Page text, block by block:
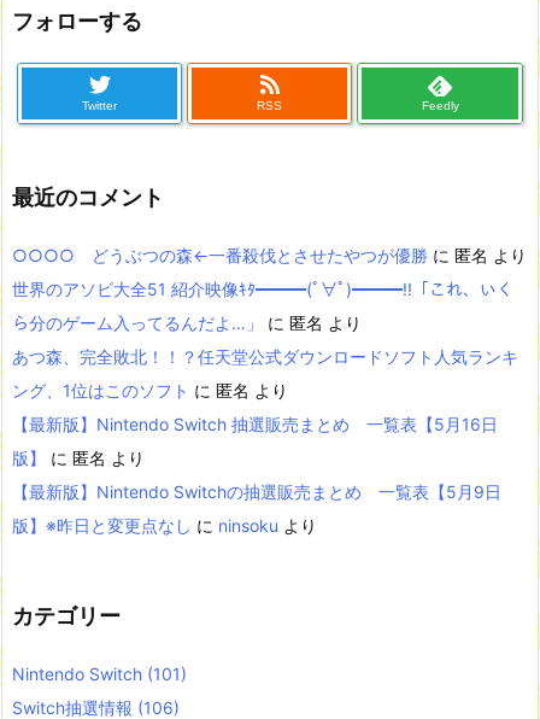
フォローする
Twitter RSS Feedly
最近のコメント
○○○○ どうぶつの森←一番殺伐とさせたやつが優勝 に 匿名 より
世界のアソビ大全51 紹介映像ｷﾀ━━━(ﾟ∀ﾟ)━━━!!「これ、いく
ら分のゲーム入ってるんだよ…」
に 匿名 より
あつ森、完全敗北！！？任天堂公式ダウンロードソフト人気ランキ
ング、1位はこのソフト に 匿名 より
【最新版】Nintendo Switch 抽選販売まとめ 一覧表【5月16日
版】
に 匿名 より
【最新版】Nintendo Switchの抽選販売まとめ 一覧表【5月9日
版】※昨日と変更点なし に ninsoku より
カテゴリー
Nintendo Switch (101)
Switch抽選情報 (106)